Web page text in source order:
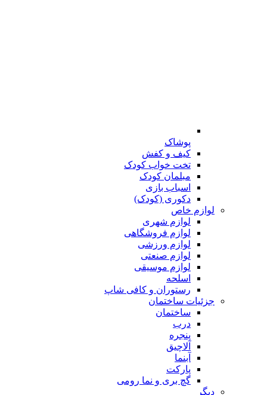
پوشاک
کیف و کفش
تخت خواب کودک
مبلمان کودک
اسباب بازی
دکوری (کودک)
لوازم خاص
لوازم شهری
لوازم فروشگاهی
لوازم ورزشی
لوازم صنعتی
لوازم موسیقی
اسلحه
رستوران و کافی شاپ
جزئیات ساختمان
ساختمان
درب
پنجره
آلاچیق
آبنما
پارکت
گچ بری و نما رومی
دیگر